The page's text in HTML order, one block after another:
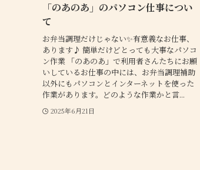
「のあのあ」のパソコン仕事につい
て
お弁当調理だけじゃない✨有意義なお仕事、
あります♪ 簡単だけどとっても大事なパソコ
ン作業 「のあのあ」で利用者さんたちにお願
いしているお仕事の中には、お弁当調理補助
以外にもパソコンとインターネットを使った
作業があります。どのような作業かと言...
2025年6月21日